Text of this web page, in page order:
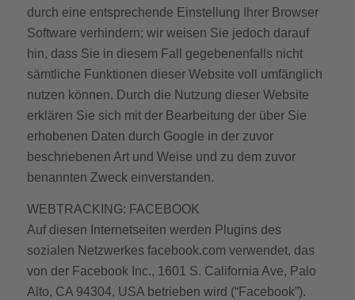
durch eine entsprechende Einstellung Ihrer Browser
Software verhindern; wir weisen Sie jedoch darauf
hin, dass Sie in diesem Fall gegebenenfalls nicht
sämtliche Funktionen dieser Website voll umfänglich
nutzen können. Durch die Nutzung dieser Website
erklären Sie sich mit der Bearbeitung der über Sie
erhobenen Daten durch Google in der zuvor
beschriebenen Art und Weise und zu dem zuvor
benannten Zweck einverstanden.
WEBTRACKING: FACEBOOK
Auf diesen Internetseiten werden Plugins des
sozialen Netzwerkes facebook.com verwendet, das
von der Facebook Inc., 1601 S. California Ave, Palo
Alto, CA 94304, USA betrieben wird (“Facebook”).